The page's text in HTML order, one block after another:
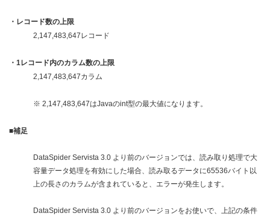
・レコード数の上限
2,147,483,647レコード
・1レコード内のカラム数の上限
2,147,483,647カラム
※ 2,147,483,647はJavaのint型の最大値になります。
■補足
DataSpider Servista 3.0 より前のバージョンでは、読み取り処理で大
容量データ処理を有効にした場合、読み取るデータに65536バイト以
上の長さのカラムが含まれていると、エラーが発生します。
DataSpider Servista 3.0 より前のバージョンをお使いで、上記の条件